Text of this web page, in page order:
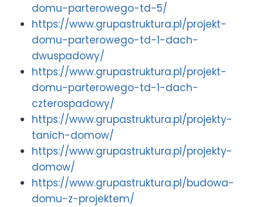
domu-parterowego-td-5/
https://www.grupastruktura.pl/projekt-
domu-parterowego-td-1-dach-
dwuspadowy/
https://www.grupastruktura.pl/projekt-
domu-parterowego-td-1-dach-
czterospadowy/
https://www.grupastruktura.pl/projekty-
tanich-domow/
https://www.grupastruktura.pl/projekty-
domow/
https://www.grupastruktura.pl/budowa-
domu-z-projektem/